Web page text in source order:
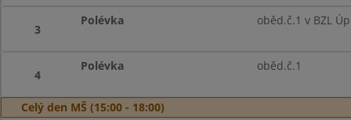
3
Polévka oběd.č.1 v BZL
4
Polévka oběd.č.1
Celý den MŠ (15:00 - 18:00)